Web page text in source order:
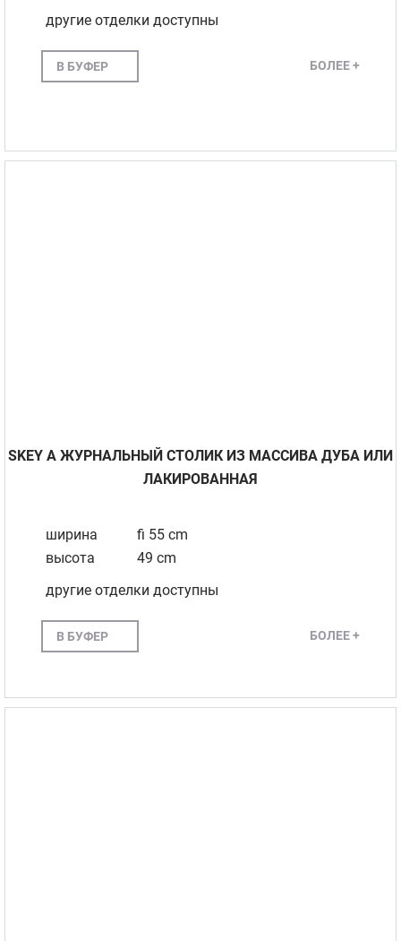
другие отделки доступны
В БУФЕР БОЛЕЕ +
SKEY A ЖУРНАЛЬНЫЙ СТОЛИК ИЗ МАССИВА ДУБА ИЛИ
ЛАКИРОВАННАЯ
ширина
fi 55 cm
высота
49 cm
другие отделки доступны
В БУФЕР БОЛЕЕ +